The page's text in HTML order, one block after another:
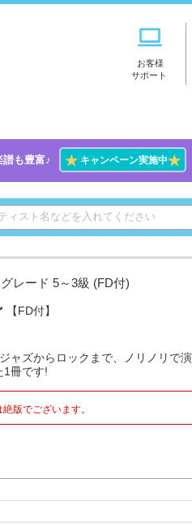
お客様
サポート
譜も豊富♪ ★キャンペーン実施中★
レード 5～3級 (FD付)
【FD付】
ャズからロックまで、ノリノリで
1冊です!
版でございます。